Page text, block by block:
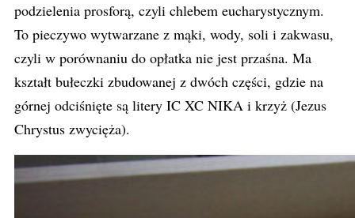
podzielenia prosforą, czyli chlebem eucharystycznym.
To pieczywo wytwarzane z mąki, wody, soli i zakwasu,
czyli w porównaniu do opłatka nie jest przaśna. Ma
kształt bułeczki zbudowanej z dwóch części, gdzie na
górnej odciśnięte są litery IC XC NIKA i krzyż (Jezus
Chrystus zwycięża).